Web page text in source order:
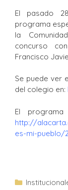
El pasado
programa
la
concurso
Francisco
Se puede ver
del colegio en:
El
http://
es-mi-pueblo/